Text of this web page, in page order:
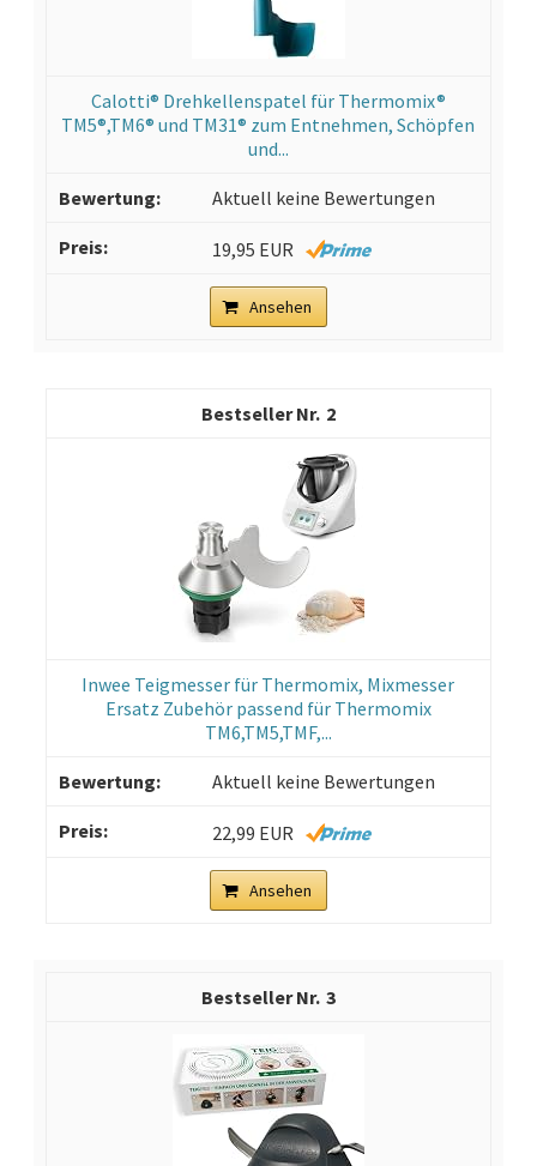
Calotti® Drehkellenspatel für Thermomix®
TM5®,TM6® und TM31® zum Entnehmen, Schöpfen
und...
Aktuell keine Bewertungen
19,95 EUR
Ansehen
2
Inwee Teigmesser für Thermomix, Mixmesser
Ersatz Zubehör passend für Thermomix
TM6,TM5,TMF,...
Aktuell keine Bewertungen
22,99 EUR
Ansehen
3